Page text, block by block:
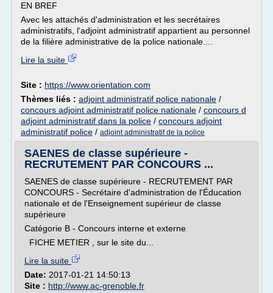
EN BREF
Avec les attachés d'administration et les secrétaires
administratifs, l'adjoint administratif appartient au personnel
de la filière administrative de la police nationale....
Lire la suite
Site : https://www.orientation.com
Thèmes liés : adjoint administratif police nationale /
concours adjoint administratif police nationale / concours d
adjoint administratif dans la police / concours adjoint
administratif police / adjoint administratif de la police
SAENES de classe supérieure -
RECRUTEMENT PAR CONCOURS ...
SAENES de classe supérieure - RECRUTEMENT PAR
CONCOURS - Secrétaire d'administration de l'Éducation
nationale et de l'Enseignement supérieur de classe
supérieure
Catégorie B - Concours interne et externe
FICHE METIER , sur le site du...
Lire la suite
Date: 2017-01-21 14:50:13
Site : http://www.ac-grenoble.fr